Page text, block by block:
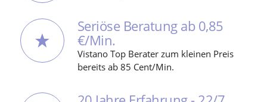
Seriöse Beratung ab 0,85
€/Min.
Vistano Top Berater zum kleinen Preis
bereits ab 85 Cent/Min.